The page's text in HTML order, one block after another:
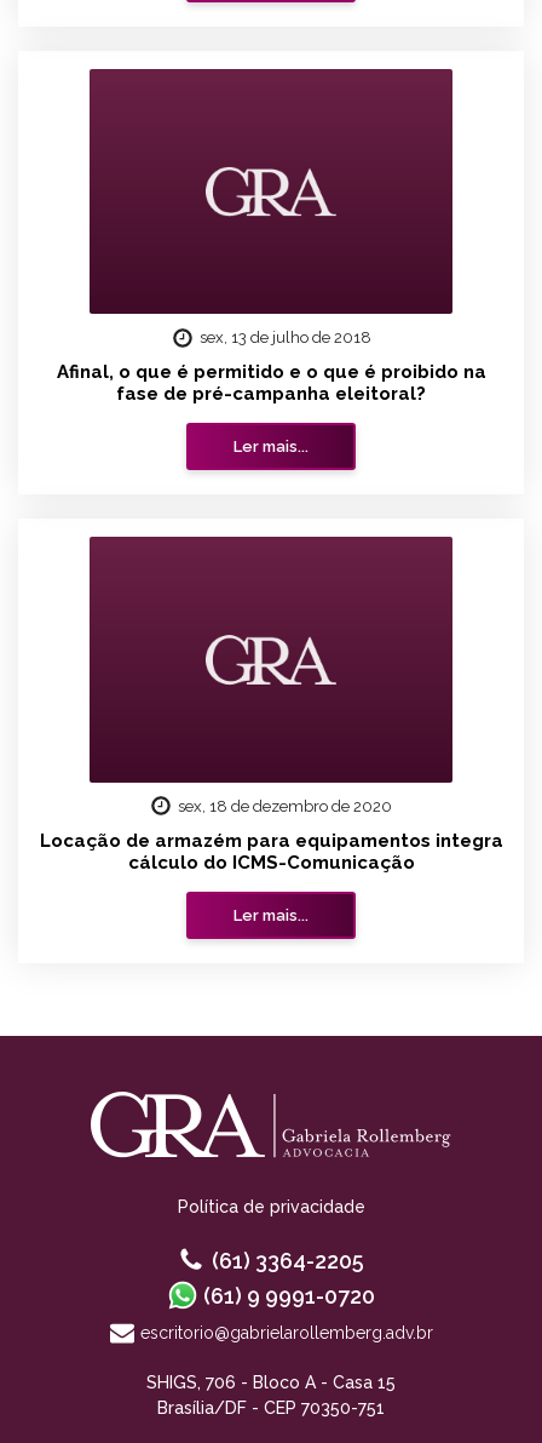
sex, 13 de julho de 2018
Afinal, o que é permitido e o que é proibido na
fase de pré-campanha eleitoral?
Ler mais...
sex, 18 de dezembro de 2020
Locação de armazém para equipamentos integra
cálculo do ICMS-Comunicação
Ler mais...
Política de privacidade
(61) 3364-2205
(61) 9 9991-0720
escritorio@gabrielarollemberg.adv.br
SHIGS, 706 - Bloco A - Casa 15
Brasília/DF - CEP 70350-751